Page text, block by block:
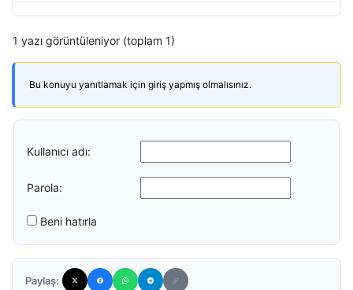
1 yazı görüntüleniyor (toplam 1)
Bu konuyu yanıtlamak için giriş yapmış olmalısınız.
Kullanıcı adı:
Parola:
Beni hatırla
Paylaş: